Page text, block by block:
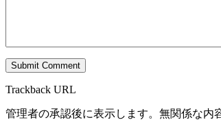
Trackback URL
管理者の承認後に表示します。無関係な内